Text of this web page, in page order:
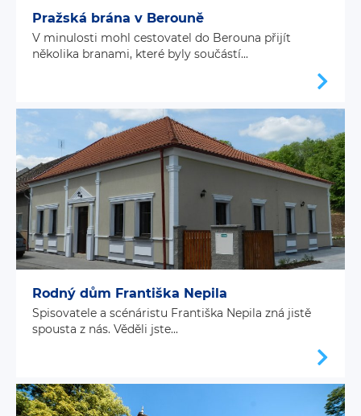
Pražská brána v Berouně
V minulosti mohl cestovatel do Berouna přijít
několika branami, které byly součástí...
Rodný dům Františka Nepila
Spisovatele a scénáristu Františka Nepila zná jistě
spousta z nás. Věděli jste...